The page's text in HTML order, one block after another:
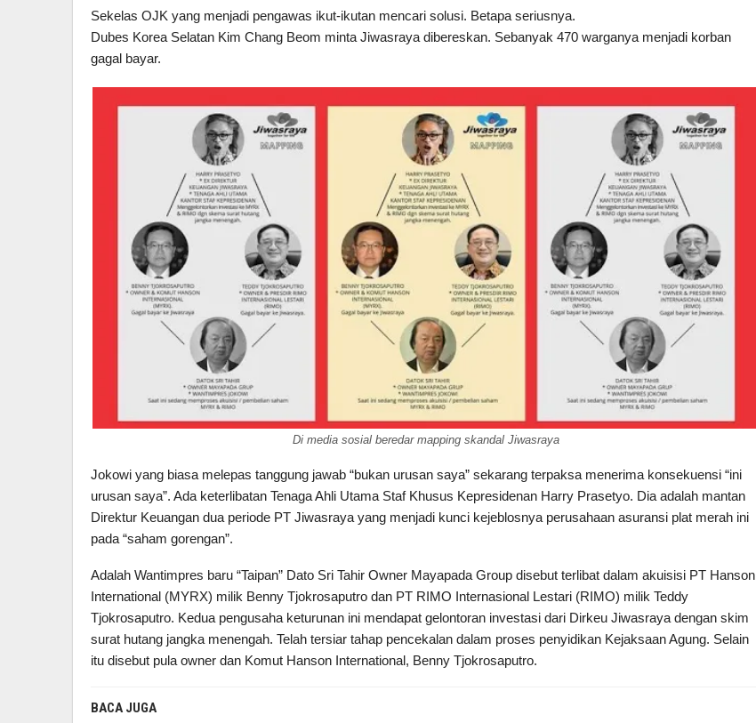
Sekelas OJK yang menjadi pengawas ikut-ikutan mencari solusi. Betapa seriusnya.
Dubes Korea Selatan Kim Chang Beom minta Jiwasraya dibereskan. Sebanyak 470 warganya menjadi korban
gagal bayar.
Di media sosial beredar mapping skandal Jiwasraya
Jokowi yang biasa melepas tanggung jawab “bukan urusan saya” sekarang terpaksa menerima konsekuensi “ini
urusan saya”. Ada keterlibatan Tenaga Ahli Utama Staf Khusus Kepresidenan Harry Prasetyo. Dia adalah mantan
Direktur Keuangan dua periode PT Jiwasraya yang menjadi kunci kejeblosnya perusahaan asuransi plat merah ini
pada “saham gorengan”.
Adalah Wantimpres baru “Taipan” Dato Sri Tahir Owner Mayapada Group disebut terlibat dalam akuisisi PT Hanson
International (MYRX) milik Benny Tjokrosaputro dan PT RIMO Internasional Lestari (RIMO) milik Teddy
Tjokrosaputro. Kedua pengusaha keturunan ini mendapat gelontoran investasi dari Dirkeu Jiwasraya dengan skim
surat hutang jangka menengah. Telah tersiar tahap pencekalan dalam proses penyidikan Kejaksaan Agung. Selain
itu disebut pula owner dan Komut Hanson International, Benny Tjokrosaputro.
BACA JUGA